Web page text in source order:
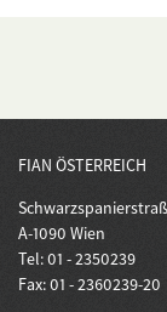
FIAN ÖSTERREICH
A-1090 Wien
Tel: 01 - 2350239
Fax: 01 - 2360239-20